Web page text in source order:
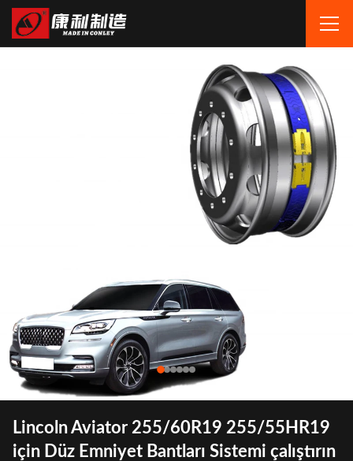
Lincoln Aviator 255/60R19 255/55HR19
için Düz Emniyet Bantları Sistemi çalıştırın